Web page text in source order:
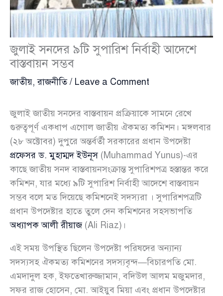
জুলাই সনদের ৯টি সুপারিশ নির্বাহী আদেশে
বাস্তবায়ন সম্ভব
জাতীয়,রাজনীতি/ Leave a Comment
জুলাই জাতীয় সনদের বাস্তবায়ন প্রক্রিয়াকে সামনে রেখে
গুরুত্বপূর্ণ একধাপ এগোল জাতীয় ঐকমত্য কমিশন। মঙ্গলবার
(২৮ অক্টোবর) দুপুরে অন্তর্বর্তী সরকারের প্রধান উপদেষ্টা
প্রফেসর ড. মুহাম্মদ ইউনূস(Muhammad Yunus)-এর
কাছে জাতীয় সনদ বাস্তবায়নসংক্রান্ত সুপারিশপত্র হস্তান্তর করে
কমিশন, যার মধ্যে ৯টি সুপারিশ নির্বাহী আদেশে বাস্তবায়ন
সম্ভব বলে মত দিয়েছে কমিশনেই সদস্যরা । সুপারিশপত্রটি
প্রধান উপদেষ্টার হাতে তুলে দেন কমিশনের সহসভাপতি
অধ্যাপক আলী রীয়াজ(Ali Riaz)।
এই সময় উপস্থিত ছিলেন উপদেষ্টা পরিষদের অন্যান্য
সদস্যসহ ঐকমত্য কমিশনের সদস্যবৃন্দ—বিচারপতি মো.
এমদাদুল হক, ইফতেখারুজ্জামান, বদিউল আলম মজুমদার,
সফর রাজ হোসেন, মো. আইয়ুব মিয়া এবং প্রধান উপদেষ্টার